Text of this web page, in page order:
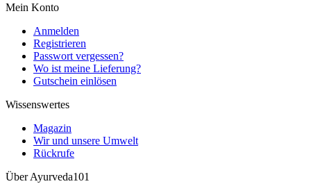
Mein Konto
Anmelden
Registrieren
Passwort vergessen?
Wo ist meine Lieferung?
Gutschein einlösen
Wissenswertes
Magazin
Wir und unsere Umwelt
Rückrufe
Über Ayurveda101